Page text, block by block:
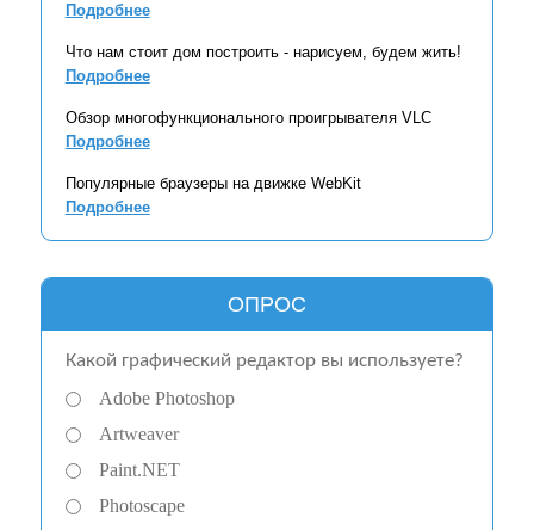
Подробнее
Что нам стоит дом построить - нарисуем, будем жить!
Подробнее
Обзор многофункционального проигрывателя VLC
Подробнее
Популярные браузеры на движке WebKit
Подробнее
ОПРОС
Какой графический редактор вы используете?
Adobe Photoshop
Artweaver
Paint.NET
Photoscape